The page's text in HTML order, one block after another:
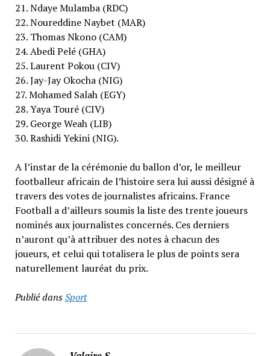
21. Ndaye Mulamba (RDC)
22. Noureddine Naybet (MAR)
23. Thomas Nkono (CAM)
24. Abedi Pelé (GHA)
25. Laurent Pokou (CIV)
26. Jay-Jay Okocha (NIG)
27. Mohamed Salah (EGY)
28. Yaya Touré (CIV)
29. George Weah (LIB)
30. Rashidi Yekini (NIG).
A l’instar de la cérémonie du ballon d’or, le meilleur
footballeur africain de l’histoire sera lui aussi désigné à
travers des votes de journalistes africains. France
Football a d’ailleurs soumis la liste des trente joueurs
nominés aux journalistes concernés. Ces derniers
n’auront qu’à attribuer des notes à chacun des
joueurs, et celui qui totalisera le plus de points sera
naturellement lauréat du prix.
Publié dansSport